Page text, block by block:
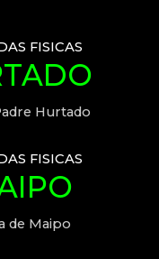
FISICAS
Hurtado
FISICAS
de Maipo